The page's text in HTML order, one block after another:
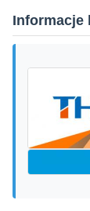
Informacje